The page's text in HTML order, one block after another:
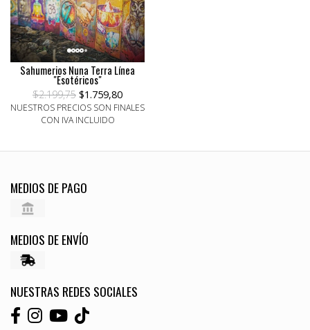
Sahumerios Nuna Terra Línea
"Esotéricos"
$2.199,75 $1.759,80
NUESTROS PRECIOS SON FINALES
CON IVA INCLUIDO
MEDIOS DE PAGO
MEDIOS DE ENVÍO
NUESTRAS REDES SOCIALES